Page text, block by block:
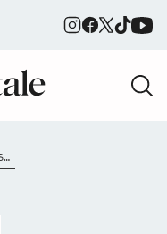
UNO-SPINELLO-ACCESO-DAVANTI-AL-PARLAMENTO-LA-DISOBBEDIENZA-CIVILE-DEI-RADICALI-CONTRO-IL-PROIBIZIONISMO